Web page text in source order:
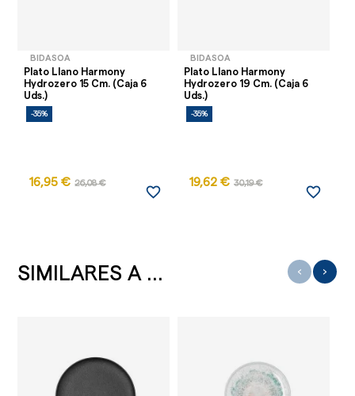
BIDASOA
Plato Llano Harmony
Hydrozero 15 Cm. (Caja 6
Uds.)
-35%
16,95 € 26,08 €
favorite_border
BIDASOA
Plato Llano Harmony
Hydrozero 19 Cm. (Caja 6
Uds.)
-35%
19,62 € 30,19 €
favorite_border
SIMILARES A ... ‹ ›